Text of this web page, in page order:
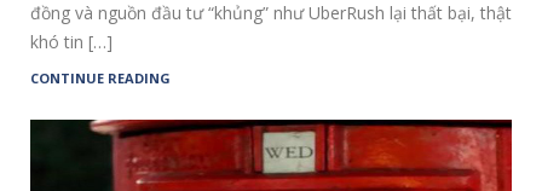
đồng và nguồn đầu tư “khủng” như UberRush lại thất bại, thật
khó tin […]
CONTINUE READING